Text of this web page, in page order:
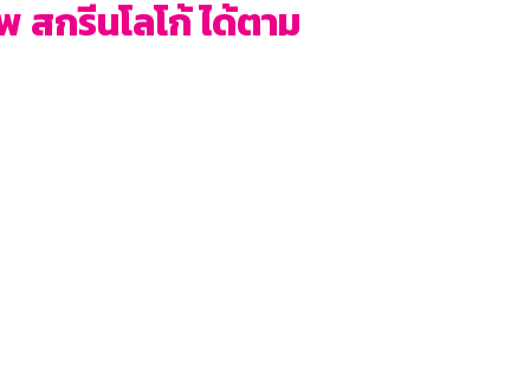
กรีนโลโก้ ได้ตาม